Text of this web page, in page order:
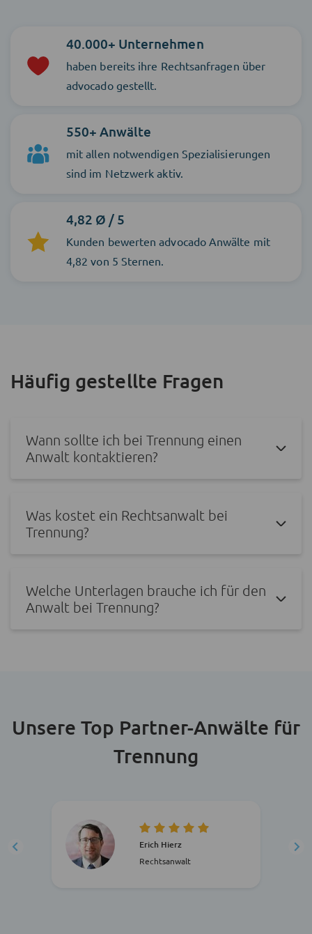
40.000+ Unternehmen
haben bereits ihre Rechtsanfragen über
advocado gestellt.
550+ Anwälte
mit allen notwendigen Spezialisierungen
sind im Netzwerk aktiv.
4,82 Ø / 5
Kunden bewerten advocado Anwälte mit
4,82 von 5 Sternen.
Häufig gestellte Fragen
Wann sollte ich bei Trennung einen
Anwalt kontaktieren?
Was kostet ein Rechtsanwalt bei
Trennung?
Welche Unterlagen brauche ich für den
Anwalt bei Trennung?
Unsere Top Partner-Anwälte für
Trennung
Erich Hierz
Rechtsanwalt